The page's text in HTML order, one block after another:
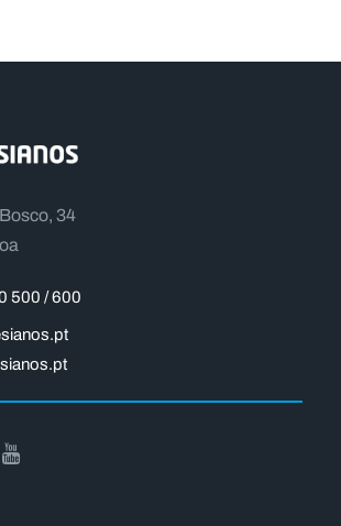
34
500 / 600